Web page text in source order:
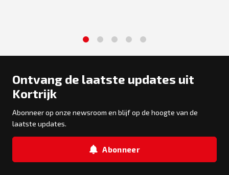
Ontvang de laatste updates uit
Kortrijk
Abonneer op onze newsroom en blijf op de hoogte van de
laatste updates.
Abonneer